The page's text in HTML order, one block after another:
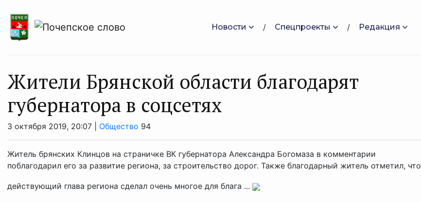
Новости Спецпроекты Редакция
Жители Брянской области благодарят
губернатора в соцсетях
3 октября 2019, 20:07 | Общество 94
Житель брянских Клинцов на страничке ВК губернатора Александра Богомаза в комментарии
поблагодарил его за развитие региона, за строительство дорог. Также благодарный житель отметил, что
действующий глава региона сделал очень многое для блага ...